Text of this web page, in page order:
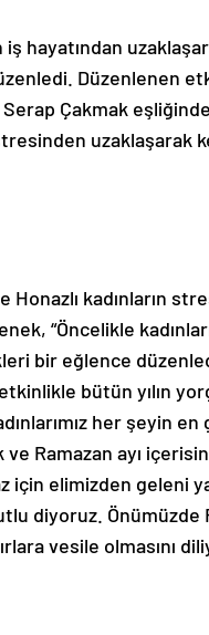
hayatından
Düzenlenen
Çakmak
uzaklaşarak
kadınların
“Öncelikle
bir eğlence
bütün yılın
her şeyin en
Ramazan ayı
elimizden geleni
diyoruz. Önümüzde
vesile olmasını